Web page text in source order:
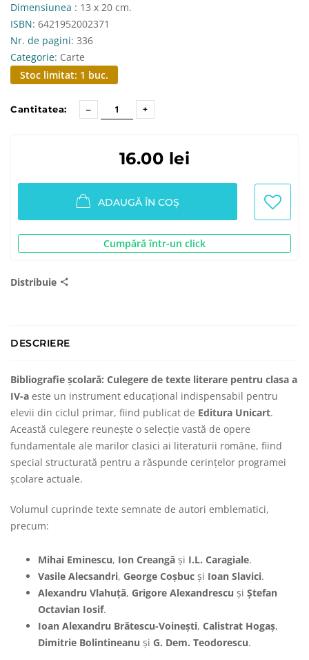
Dimensiunea : 13 x 20 cm.
ISBN: 6421952002371
Nr. de pagini: 336
Categorie: Carte
Stoc limitat: 1 buc.
Cantitatea:
16.00 lei
ADAUGĂ ÎN COȘ
Cumpără într-un click
Distribuie
DESCRIERE
Bibliografie școlară: Culegere de texte literare pentru clasa a
IV-a este un instrument educațional indispensabil pentru
elevii din ciclul primar, fiind publicat de Editura Unicart.
Această culegere reunește o selecție vastă de opere
fundamentale ale marilor clasici ai literaturii române, fiind
special structurată pentru a răspunde cerințelor programei
școlare actuale.
Volumul cuprinde texte semnate de autori emblematici,
precum:
Mihai Eminescu, Ion Creangă și I.L. Caragiale.
Vasile Alecsandri, George Coșbuc și Ioan Slavici.
Alexandru Vlahuță, Grigore Alexandrescu și Ștefan
Octavian Iosif.
Ioan Alexandru Brătescu-Voinești, Calistrat Hogaș,
Dimitrie Bolintineanu și G. Dem. Teodorescu.